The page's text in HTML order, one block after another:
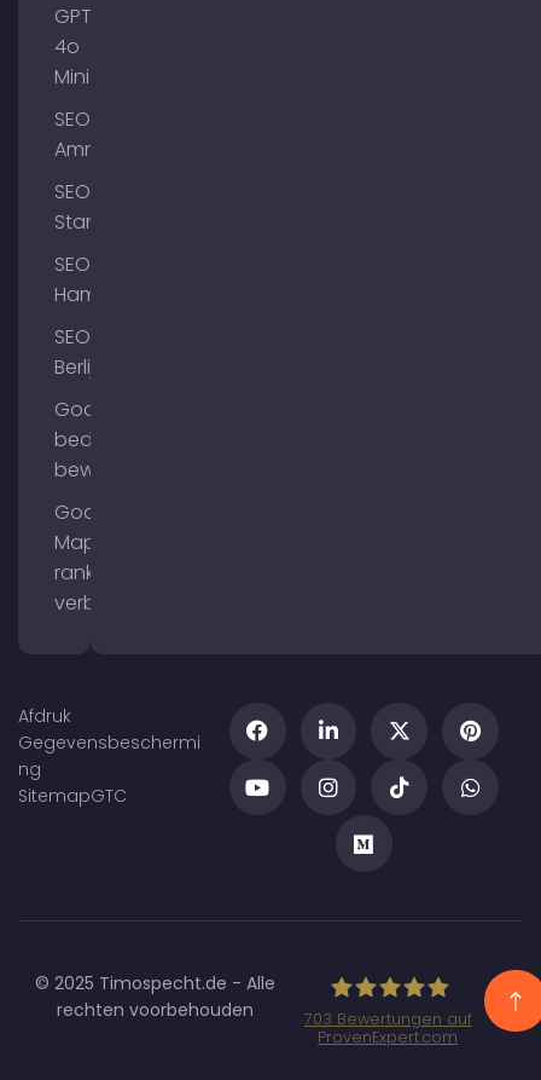
GPT-
4o
Mini
SEO
Ammersee
SEO
Starnberg
SEO
Hamburg
SEO
Berlijn
Google
bedrijfsprofiel
bewerken
Google
Maps
ranking
verbeteren
Afdruk
Gegevensbeschermi
ng
SitemapGTC
© 2025 Timospecht.de - Alle
rechten voorbehouden
703 Bewertungen auf
ProvenExpert.com